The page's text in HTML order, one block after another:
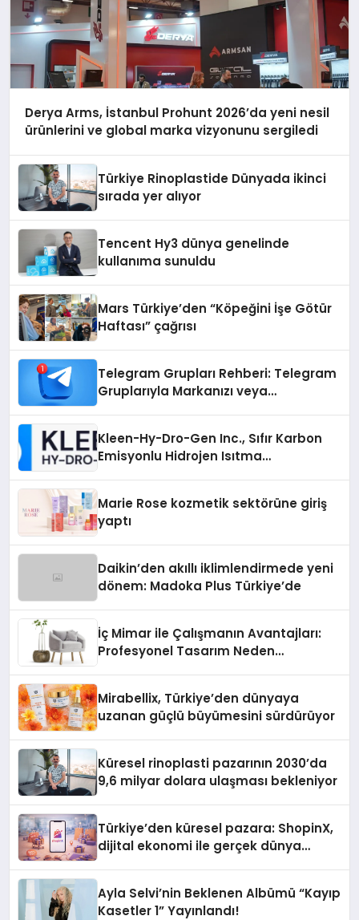
Derya Arms, İstanbul Prohunt 2026’da yeni nesil
ürünlerini ve global marka vizyonunu sergiledi
Türkiye Rinoplastide Dünyada ikinci
sırada yer alıyor
Tencent Hy3 dünya genelinde
kullanıma sunuldu
Mars Türkiye’den “Köpeğini İşe Götür
Haftası” çağrısı
Telegram Grupları Rehberi: Telegram
Gruplarıyla Markanızı veya
Kleen-Hy-Dro-Gen Inc., Sıfır Karbon
Emisyonlu Hidrojen Isıtma
Marie Rose kozmetik sektörüne giriş
yaptı
Daikin’den akıllı iklimlendirmede yeni
dönem: Madoka Plus Türkiye’de
İç Mimar ile Çalışmanın Avantajları:
Profesyonel Tasarım Neden
Mirabellix, Türkiye’den dünyaya
uzanan güçlü büyümesini sürdürüyor
Küresel rinoplasti pazarının 2030’da
9,6 milyar dolara ulaşması bekleniyor
Türkiye’den küresel pazara: ShopinX,
dijital ekonomi ile gerçek dünya
Ayla Selvi’nin Beklenen Albümü “Kayıp
Kasetler 1” Yayınlandı!